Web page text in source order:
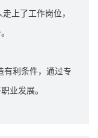
上了工作岗位，
有利条件，通过专
业发展。